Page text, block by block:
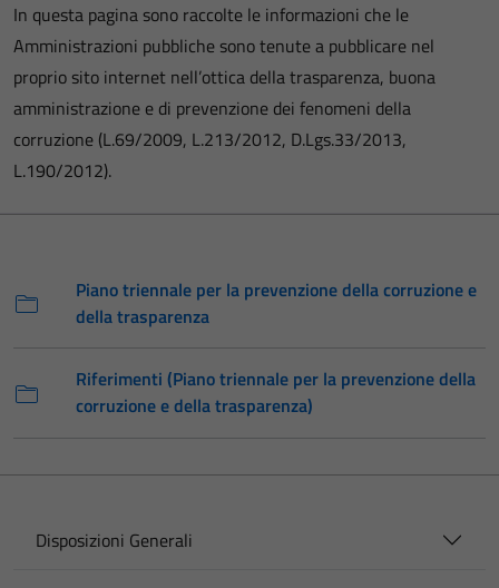
In questa pagina sono raccolte le informazioni che le
Amministrazioni pubbliche sono tenute a pubblicare nel
proprio sito internet nell’ottica della trasparenza, buona
amministrazione e di prevenzione dei fenomeni della
corruzione (L.69/2009, L.213/2012, D.Lgs.33/2013,
L.190/2012).
Piano triennale per la prevenzione della corruzione e
della trasparenza
Riferimenti (Piano triennale per la prevenzione della
corruzione e della trasparenza)
Disposizioni Generali